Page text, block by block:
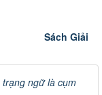
Sách Giải
trạng ngữ là cụm